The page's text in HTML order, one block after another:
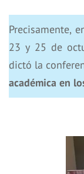
Precisamente,
23 y 25 de
dictó la
académica en